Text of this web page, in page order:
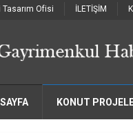
Tasarım Ofisi İLETİŞİM
KONUT